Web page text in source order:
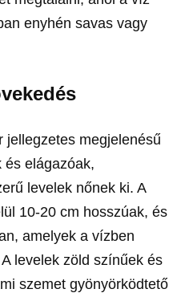
enyhén savas vagy
jellegzetes megjelenésű
és elágazóak,
levelek nőnek ki. A
10-20 cm hosszúak, és
amelyek a vízben
levelek zöld színűek és
szemet gyönyörködtető